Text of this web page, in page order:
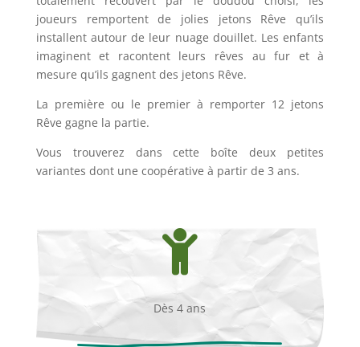
joueurs remportent de jolies jetons Rêve qu’ils
installent autour de leur nuage douillet. Les enfants
imaginent et racontent leurs rêves au fur et à
mesure qu’ils gagnent des jetons Rêve.
La première ou le premier à remporter 12 jetons
Rêve gagne la partie.
Vous trouverez dans cette boîte deux petites
variantes dont une coopérative à partir de 3 ans.

Dès 4 ans